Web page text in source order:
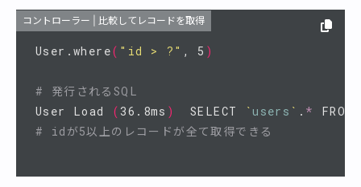
コントローラー | 比較してレコードを取得
User.where( "id > ?" , 5 )
# 発行されるSQL
User Load
( 36.8ms )
  SELECT
`users ` . * FROM
# idが5以上のレコードが全て取得できる